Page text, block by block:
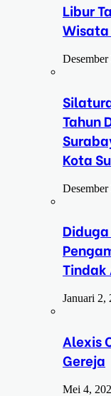
Libur
Tahun
Kota
Tindak
Januari 2,
Alexis
Gereja
Mei 4,